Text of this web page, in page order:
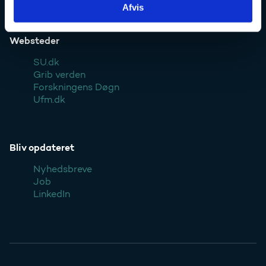
Afvis
Websteder
SU.dk
Grib verden
Forskningens Døgn
Ufm.dk
Bliv opdateret
Nyhedsbreve
Job
LinkedIn